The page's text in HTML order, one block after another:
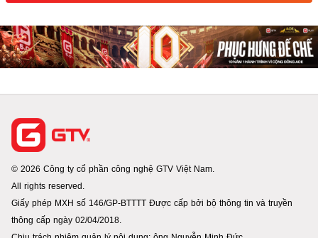
© 2026 Công ty cổ phần công nghệ GTV Việt Nam.
All rights reserved.
Giấy phép MXH số 146/GP-BTTTT Được cấp bởi bộ thông tin và truyền
thông cấp ngày 02/04/2018.